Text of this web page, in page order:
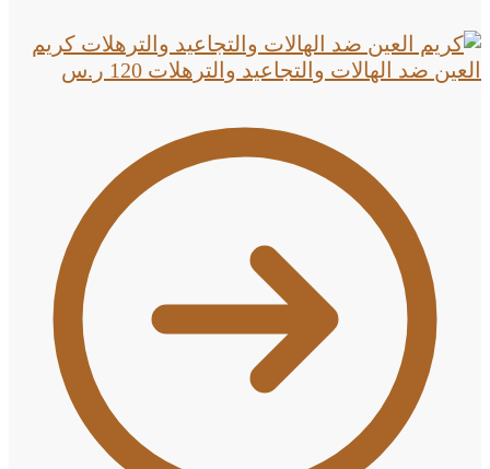
كريم
العين ضد الهالات والتجاعيد والترهلات 120 ر.س